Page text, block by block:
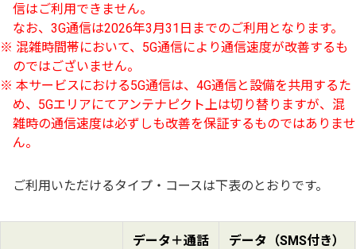
信はご利用できません。
なお、3G通信は2026年3月31日までのご利用となります。
混雑時間帯において、5G通信により通信速度が改善するも
のではございません。
本サービスにおける5G通信は、4G通信と設備を共用するた
め、5Gエリアにてアンテナピクト上は切り替りますが、混
雑時の通信速度は必ずしも改善を保証するものではありませ
ん。
ご利用いただけるタイプ・コースは下表のとおりです。
データ＋通話 データ（SMS付き）